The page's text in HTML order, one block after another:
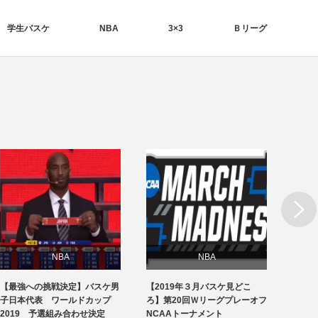
学生バスケ NBA 3×3 Ｂリーグ
NBA
日本代表
【最強への挑戦決定】バスケ男
子日本代表 ワールドカップ
2019 予選組み合わせ決定
NBA
日本代表
【2019年３月バスケ見どこ
ろ】第20回Ｗリーグプレーオフ
NCAAトーナメント
Next